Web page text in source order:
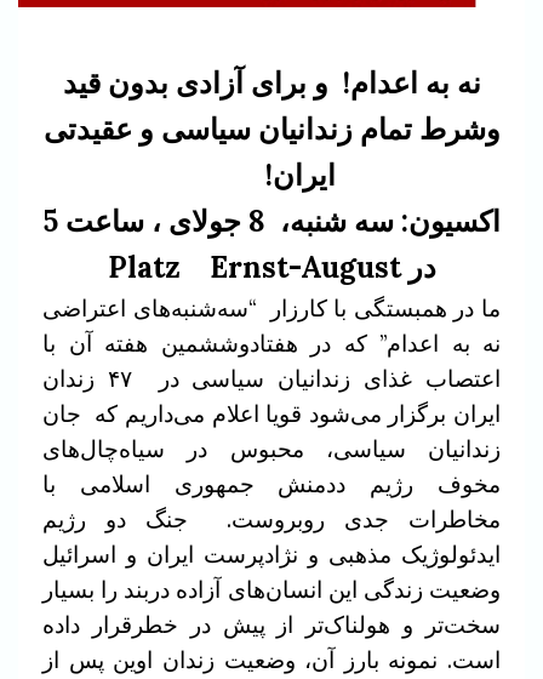
نه به اعدام! و برای آزادی بدون قید
وشرط تمام زندانیان سیاسی و عقیدتی
ایران!
اکسیون: سه شنبه، 8 جولای ، ساعت 5
در Platz Ernst-August
ما در همبستگی با کارزار “سه‌شنبه‌های اعتراضی
نه به اعدام” که در هفتادوششمین هفته آن با
اعتصاب غذای زندانیان سیاسی در ۴۷ زندان
ایران برگزار می‌شود قویا اعلام می‌داریم که جان
زندانیان سیاسی، محبوس در سیاه‌چال‌های
مخوف رژیم ددمنش جمهوری اسلامی با
مخاطرات جدی روبروست. جنگ دو رژیم
ایدئولوژیک مذهبی و نژادپرست ایران و اسرائیل
وضعیت زندگی این انسان‌های آزاده دربند را بسیار
سخت‌تر و هولناک‌تر از پیش در خطرقرار داده
است. نمونه بارز آن، وضعیت زندان اوین پس از